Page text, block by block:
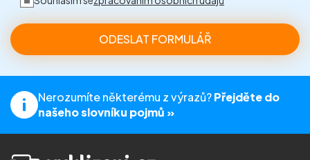
Nerozumíte některému z výrazů?Přejděte do
našeho slovníku pojmů »